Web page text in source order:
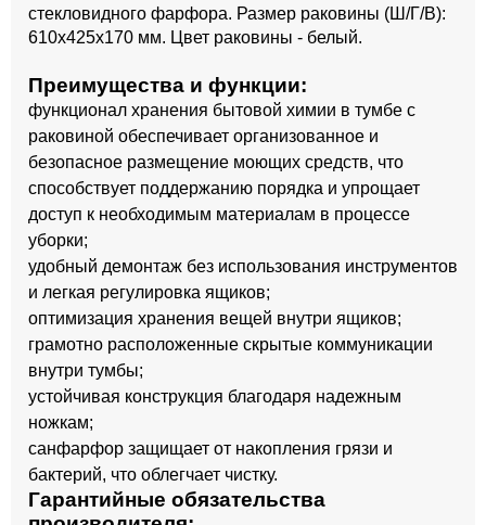
стекловидного фарфора. Размер раковины (Ш/Г/В):
610x425x170 мм. Цвет раковины - белый.
Преимущества и функции:
функционал хранения бытовой химии в тумбе с
раковиной обеспечивает организованное и
безопасное размещение моющих средств, что
способствует поддержанию порядка и упрощает
доступ к необходимым материалам в процессе
уборки;
удобный демонтаж без использования инструментов
и легкая регулировка ящиков;
оптимизация хранения вещей внутри ящиков;
грамотно расположенные скрытые коммуникации
внутри тумбы;
устойчивая конструкция благодаря надежным
ножкам;
санфарфор защищает от накопления грязи и
бактерий, что облегчает чистку.
Гарантийные обязательства